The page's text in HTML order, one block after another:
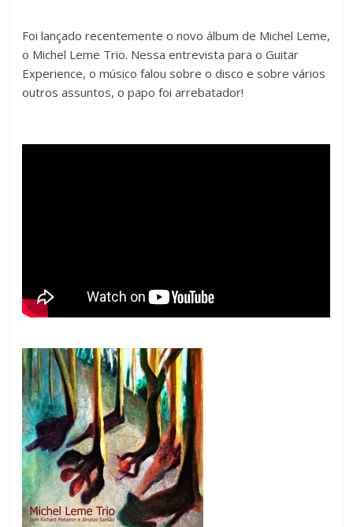
Foi lançado recentemente o novo álbum de Michel Leme,
o Michel Leme Trio. Nessa entrevista para o Guitar
Experience, o músico falou sobre o disco e sobre vários
outros assuntos, o papo foi arrebatador!